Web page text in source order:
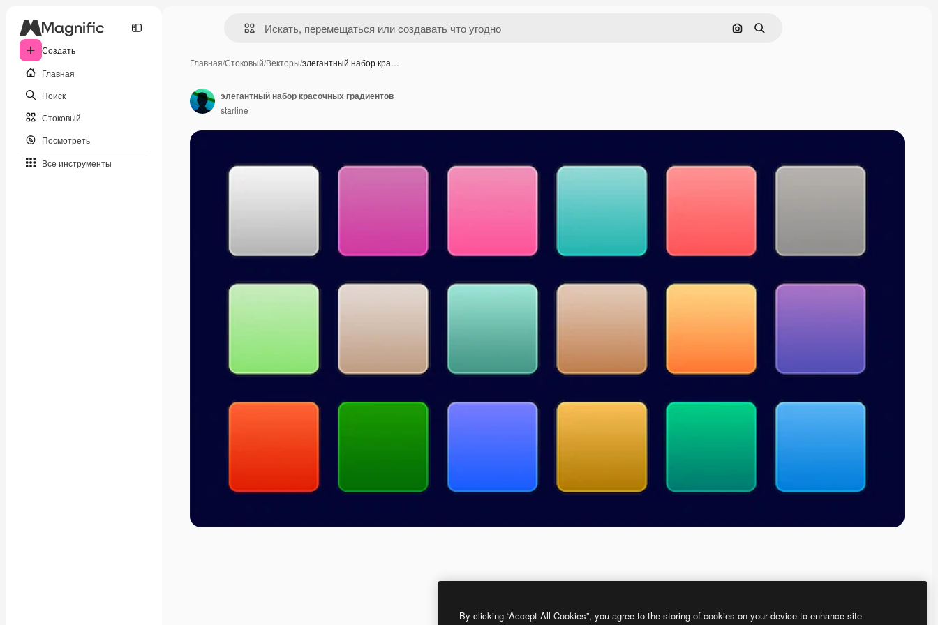
Создать
Главная
Поиск
Стоковый
Посмотреть
Все инструменты
Поиск по изображению
Поиск
Главная/Стоковый/Векторы/элегантный набор кра…
элегантный набор красочных градиентов
starline
By clicking “Accept All Cookies”, you agree to the storing of cookies on your device to enhance site